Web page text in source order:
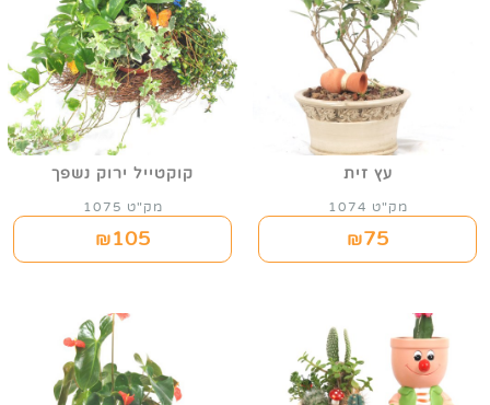
עץ זית
מק"ט 1074
₪75
קוקטייל ירוק נשפך
מק"ט 1075
₪105